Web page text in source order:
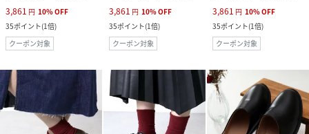
3,861 円 10%OFF
35ポイント(1倍)
クーポン対象
3,861 円 10%OFF
35ポイント(1倍)
クーポン対象
3,861 円 10%OFF
35ポイント(1倍)
クーポン対象